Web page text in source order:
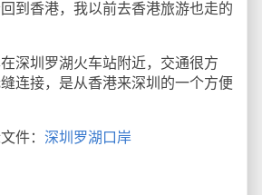
到香港，我以前去香港旅游也走的
圳罗湖火车站附近，交通很方
连接，是从香港来深圳的一个方便
件： 深圳罗湖口岸